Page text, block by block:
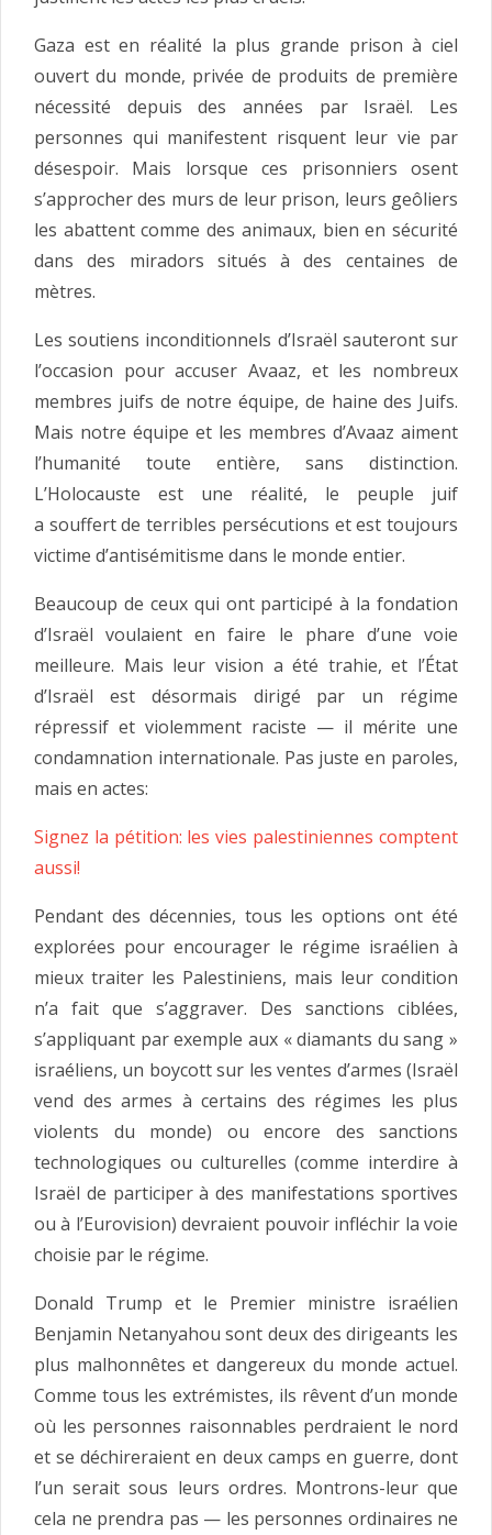
Gaza est en réalité la plus grande prison à ciel
ouvert du monde, privée de produits de première
nécessité depuis des années par Israël. Les
personnes qui manifestent risquent leur vie par
désespoir. Mais lorsque ces prisonniers osent
s’approcher des murs de leur prison, leurs geôliers
les abattent comme des animaux, bien en sécurité
dans des miradors situés à des centaines de
mètres.
Les soutiens inconditionnels d’Israël sauteront sur
l’occasion pour accuser Avaaz, et les nombreux
membres juifs de notre équipe, de haine des Juifs.
Mais notre équipe et les membres d’Avaaz aiment
l’humanité toute entière, sans distinction.
L’Holocauste est une réalité, le peuple juif
a souffert de terribles persécutions et est toujours
victime d’antisémitisme dans le monde entier.
Beaucoup de ceux qui ont participé à la fondation
d’Israël voulaient en faire le phare d’une voie
meilleure. Mais leur vision a été trahie, et l’État
d’Israël est désormais dirigé par un régime
répressif et violemment raciste — il mérite une
condamnation internationale. Pas juste en paroles,
mais en actes:
Signez la pétition: les vies palestiniennes comptent
aussi!
Pendant des décennies, tous les options ont été
explorées pour encourager le régime israélien à
mieux traiter les Palestiniens, mais leur condition
n’a fait que s’aggraver. Des sanctions ciblées,
s’appliquant par exemple aux « diamants du sang »
israéliens, un boycott sur les ventes d’armes (Israël
vend des armes à certains des régimes les plus
violents du monde) ou encore des sanctions
technologiques ou culturelles (comme interdire à
Israël de participer à des manifestations sportives
ou à l’Eurovision) devraient pouvoir infléchir la voie
choisie par le régime.
Donald Trump et le Premier ministre israélien
Benjamin Netanyahou sont deux des dirigeants les
plus malhonnêtes et dangereux du monde actuel.
Comme tous les extrémistes, ils rêvent d’un monde
où les personnes raisonnables perdraient le nord
et se déchireraient en deux camps en guerre, dont
l’un serait sous leurs ordres. Montrons-leur que
cela ne prendra pas — les personnes ordinaires ne